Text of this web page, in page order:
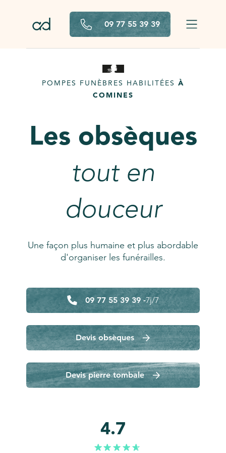
09 77 55 39 39
POMPES FUNÈBRES HABILITÉES À
COMINES
Les obsèques
tout en
douceur
Une façon plus humaine et plus abordable
d'organiser les funérailles.
09 77 55 39 39 -7j/7
Devis obsèques
Devis pierre tombale
4.7